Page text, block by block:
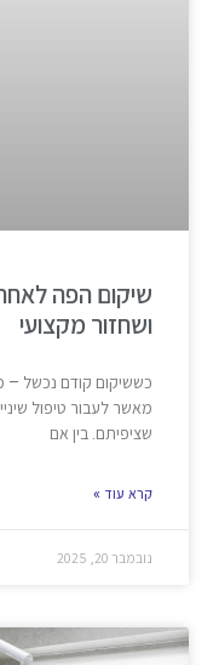
שיקום הפה לאחר
ושחזור מקצועי
כששיקום קודם נכשל –
מאשר לעבור טיפול
שציפיתם. בין אם
קרא עוד »
נובמבר 20, 2025